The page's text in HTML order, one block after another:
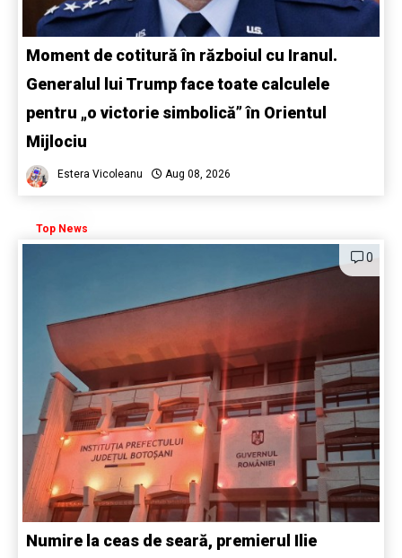
Moment de cotitură în războiul cu Iranul.
Generalul lui Trump face toate calculele
pentru „o victorie simbolică” în Orientul
Mijlociu
Estera Vicoleanu Aug 08, 2026
Top News
0
Numire la ceas de seară, premierul Ilie